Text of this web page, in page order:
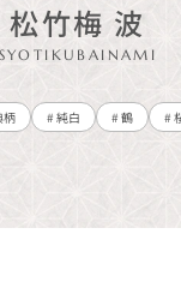
松竹梅 波
SYOTIKUBAINAMI
柄 # 純白 # 鶴 #